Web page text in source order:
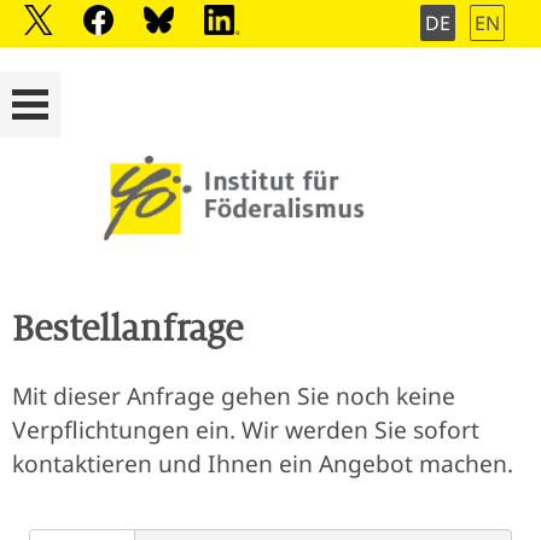
DE EN
Bestellanfrage
Mit dieser Anfrage gehen Sie noch keine
Verpflichtungen ein. Wir werden Sie sofort
kontaktieren und Ihnen ein Angebot machen.